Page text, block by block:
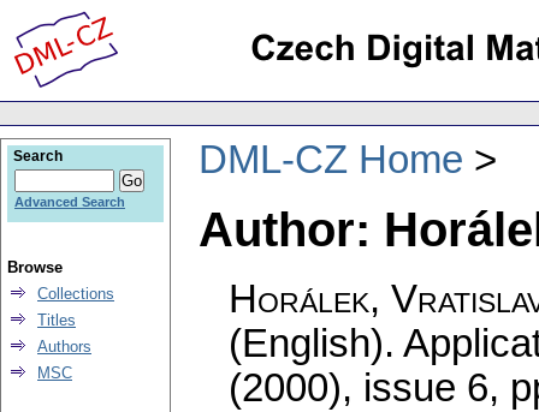
DML-CZ Home
Author:
Horálek,
(English).
(2000), issue 6,
Search
Advanced Search
Browse
Collections
Titles
Authors
MSC